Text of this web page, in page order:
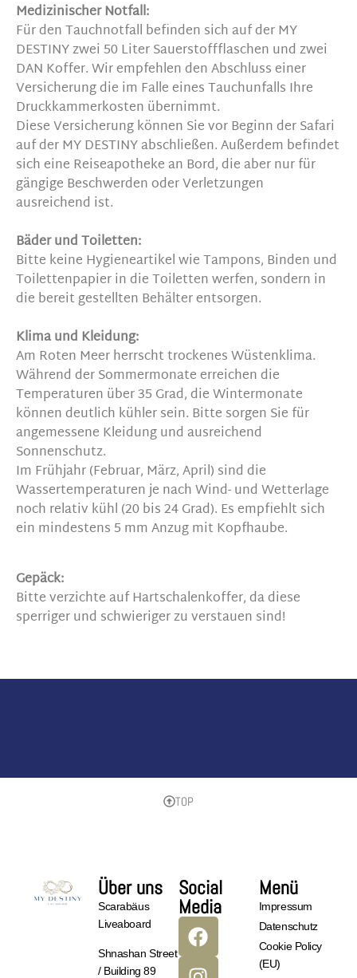
Medizinischer Notfall:
Für den Tauchnotfall befinden sich auf der MY
DESTINY zwei 50 Liter Sauerstoffflaschen und zwei
DAN Koffer. Wir empfehlen den Abschluss einer
Versicherung die im Falle eines Tauchunfalls Ihre
Druckkammerkosten übernimmt.
Diese Versicherung können Sie vor Beginn der Safari
auf der MY DESTINY abschließen. Außerdem befindet
sich eine Reiseapotheke an Bord, die aber nur für
gängige Beschwerden oder Verletzungen
ausreichend ist.
Bäder und Toiletten:
Bitte keine Hygieneartikel wie Tampons, Binden und
Toilettenpapier in die Toiletten werfen, sondern in
die bereit gestellten Behälter entsorgen.
Klima und Kleidung:
Am Roten Meer herrscht trockenes Wüstenklima.
Während der Sommermonate erreichen die
Temperaturen über 35 Grad, die Wintermonate
können deutlich kühler sein. Bitte sorgen Sie für
angemessene Kleidung und ausreichend
Sonnenschutz.
Im Frühjahr (Februar, März, April) sind die
Wassertemperaturen je nach Wind- und Wetterlage
noch relativ kühl (20 bis 24 Grad). Es empfiehlt sich
ein mindestens 5 mm Anzug mit Kopfhaube.
Gepäck:
Bitte verzichte auf Hartschalenkoffer, da diese
sperriger und schwieriger zu verstauen sind!
TOP
Über uns
Scarabäus
Liveaboard
Shnashan Street
/ Building 89
Social
Media
Menü
Impressum
Datenschutz
Cookie Policy
(EU)